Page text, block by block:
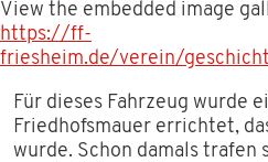
DOWNLOADS
View the embedded image
https://ff-
friesheim.de/verein/
Für dieses Fahrzeug wurde
Friedhofsmauer errichtet,
wurde. Schon damals trafen